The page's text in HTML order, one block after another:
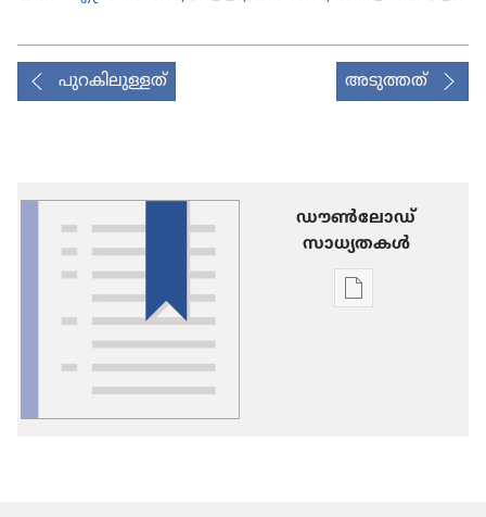
പുറകിലുള്ളത് അടുത്തത്
ഡൗണ്‍ലോഡ്
സാധ്യതകള്‍